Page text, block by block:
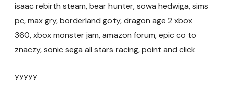
isaac rebirth steam, bear hunter, sowa hedwiga, sims
pc, max gry, borderland goty, dragon age 2 xbox
360, xbox monster jam, amazon forum, epic co to
znaczy, sonic sega all stars racing, point and click
yyyyy